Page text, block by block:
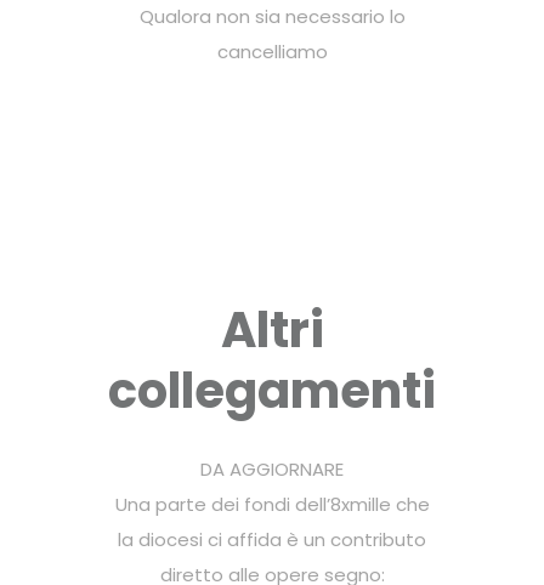
Qualora non sia necessario lo
cancelliamo
Altri
collegamenti
DA AGGIORNARE
Una parte dei fondi dell’8xmille che
la diocesi ci affida è un contributo
diretto alle opere segno: